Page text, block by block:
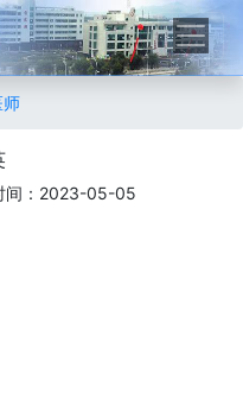
师
间：2023-05-05